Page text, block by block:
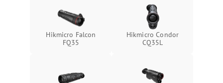
Hikmicro Falcon
FQ35
Hikmicro Condor
CQ35L